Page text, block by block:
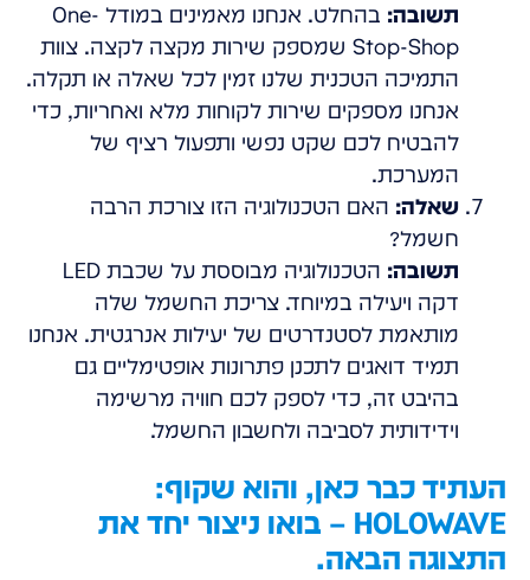
תשובה:
בהחלט. אנחנו מאמינים במודל One-
Stop-Shop שמספק שירות מקצה לקצה. צוות
התמיכה הטכנית שלנו זמין לכל שאלה או תקלה.
אנחנו מספקים שירות לקוחות מלא ואחריות, כדי
להבטיח לכם שקט נפשי ותפעול רציף של
המערכת.
שאלה: האם הטכנולוגיה הזו צורכת הרבה
חשמל?
תשובה:
הטכנולוגיה מבוססת על שכבת LED
דקה ויעילה במיוחד. צריכת החשמל שלה
מותאמת לסטנדרטים של יעילות אנרגטית. אנחנו
תמיד דואגים לתכנן פתרונות אופטימליים גם
בהיבט זה, כדי לספק לכם חוויה מרשימה
וידידותית לסביבה ולחשבון החשמל.
העתיד כבר כאן, והוא שקוף:
HOLOWAVE – בואו ניצור יחד את
התצוגה הבאה.